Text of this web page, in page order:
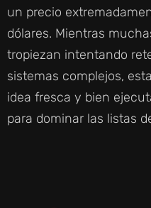
un precio
dólares. Mientras
tropiezan intentando
sistemas complejos,
idea fresca y bien
para dominar las listas